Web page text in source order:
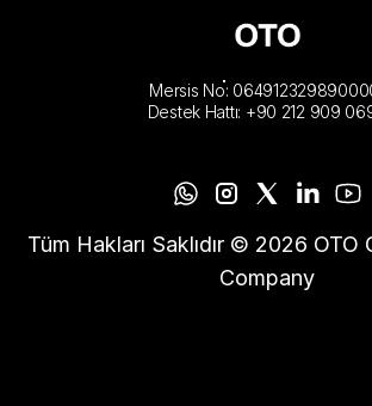
Mersis No:
Destek Hattı: +90 212 909
Tüm Hakları Saklıdır © 2026 OTO
Company